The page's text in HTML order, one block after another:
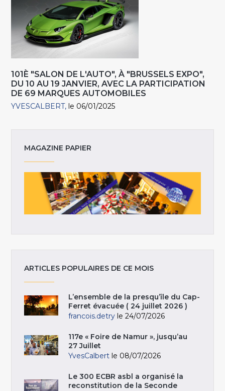
101È "SALON DE L'AUTO", À "BRUSSELS EXPO",
DU 10 AU 19 JANVIER, AVEC LA PARTICIPATION
DE 69 MARQUES AUTOMOBILES
YVESCALBERT le 06/01/2025
MAGAZINE PAPIER
ARTICLES POPULAIRES DE CE MOIS
L’ensemble de la presqu’île du Cap-
Ferret évacuée ( 24 juillet 2026 )
francois.detry le 24/07/2026
117e « Foire de Namur », jusqu’au
27 Juillet
YvesCalbert le 08/07/2026
Le 300 ECBR asbl a organisé la
reconstitution de la Seconde